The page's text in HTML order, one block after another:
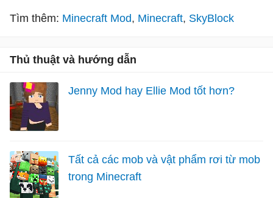
Tìm thêm: Minecraft Mod Minecraft SkyBlock
Thủ thuật và hướng dẫn
Jenny Mod hay Ellie Mod tốt hơn?
Tất cả các mob và vật phẩm rơi từ mob
trong Minecraft